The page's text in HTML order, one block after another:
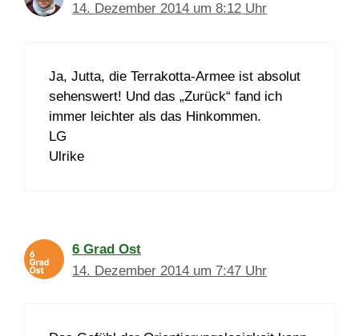
14. Dezember 2014 um 8:12 Uhr
Ja, Jutta, die Terrakotta-Armee ist absolut
sehenswert! Und das „Zurück“ fand ich
immer leichter als das Hinkommen.
LG
Ulrike
6 Grad Ost
14. Dezember 2014 um 7:47 Uhr